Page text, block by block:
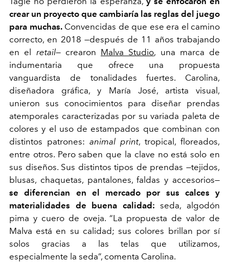
crear un proyecto que cambiaría las reglas del juego
para muchas.Convencidas de que ese era el camino
correcto, en 2018 —después de 11 años trabajando
en el retail— crearon Malva Studio, una marca de
indumentaria que ofrece una propuesta
vanguardista de tonalidades fuertes. Carolina,
diseñadora gráfica, y María José, artista visual,
unieron sus conocimientos para diseñar prendas
atemporales caracterizadas por su variada paleta de
colores y el uso de estampados que combinan con
distintos patrones: animal print, tropical, floreados,
entre otros. Pero saben que la clave no está solo en
sus diseños. Sus distintos tipos de prendas —tejidos,
blusas, chaquetas, pantalones, faldas y accesorios—
se diferencian en el mercado por sus calces y
materialidades de buena calidad:seda, algodón
pima y cuero de oveja. “La propuesta de valor de
Malva está en su calidad; sus colores brillan por sí
solos gracias a las telas que utilizamos,
especialmente la seda”, comenta Carolina.